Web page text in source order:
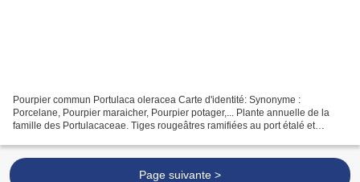
Pourpier commun Portulaca oleracea Carte d'identité: Synonyme :
Porcelane, Pourpier maraicher, Pourpier potager,... Plante annuelle de la
famille des Portulacaceae. Tiges rougeâtres ramifiées au port étalé et
Page suivante >